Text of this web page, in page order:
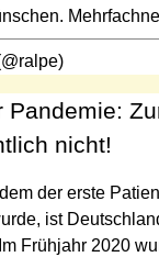
Pandemie:
nicht!
der erste
ist
Frühjahr 2020